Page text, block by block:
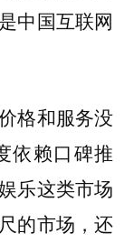
中国互联网
格和服务没
依赖口碑推
乐这类市场
的市场，还